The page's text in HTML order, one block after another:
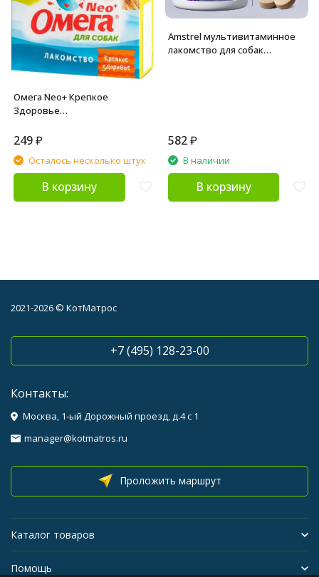
Омега Neo+ Крепкое
Здоровье
лакомство для собак, с
таблеток
249₽
Осталось несколько штук
В корзину
Amstrel мультивитаминное
лакомство для собак
582 ₽
В наличии
В корзину
2021-2026 © КотМатрос
+7 (495) 128-23-00
Контакты:
Москва, 1-ый Дорожный проезд, д.4 с 1
manager@kotmatros.ru
Проложить маршрут
Каталог товаров
Помощь